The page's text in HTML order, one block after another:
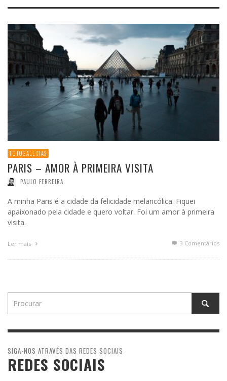
FOTOGALERIAS
PARIS – AMOR À PRIMEIRA VISITA
PAULO FERREIRA
A minha Paris é a cidade da felicidade melancólica. Fiquei
apaixonado pela cidade e quero voltar. Foi um amor à primeira
visita.
Ler mais 3 Comentários
SIGA-NOS ATRAVÉS DAS REDES SOCIAIS
REDES SOCIAIS